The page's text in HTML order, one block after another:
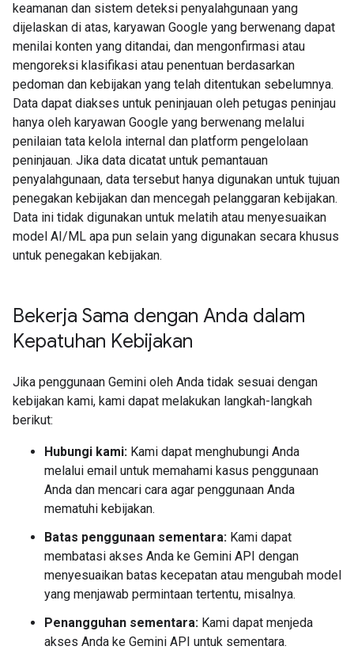
keamanan dan sistem deteksi penyalahgunaan yang
dijelaskan di atas, karyawan Google yang berwenang dapat
menilai konten yang ditandai, dan mengonfirmasi atau
mengoreksi klasifikasi atau penentuan berdasarkan
pedoman dan kebijakan yang telah ditentukan sebelumnya.
Data dapat diakses untuk peninjauan oleh petugas peninjau
hanya oleh karyawan Google yang berwenang melalui
penilaian tata kelola internal dan platform pengelolaan
peninjauan. Jika data dicatat untuk pemantauan
penyalahgunaan, data tersebut hanya digunakan untuk tujuan
penegakan kebijakan dan mencegah pelanggaran kebijakan.
Data ini tidak digunakan untuk melatih atau menyesuaikan
model AI/ML apa pun selain yang digunakan secara khusus
untuk penegakan kebijakan.
Bekerja Sama dengan Anda dalam
Kepatuhan Kebijakan
Jika penggunaan Gemini oleh Anda tidak sesuai dengan
kebijakan kami, kami dapat melakukan langkah-langkah
berikut:
Hubungi kami: Kami dapat menghubungi Anda
melalui email untuk memahami kasus penggunaan
Anda dan mencari cara agar penggunaan Anda
mematuhi kebijakan.
Batas penggunaan sementara: Kami dapat
membatasi akses Anda ke Gemini API dengan
menyesuaikan batas kecepatan atau mengubah model
yang menjawab permintaan tertentu, misalnya.
Penangguhan sementara: Kami dapat menjeda
akses Anda ke Gemini API untuk sementara.